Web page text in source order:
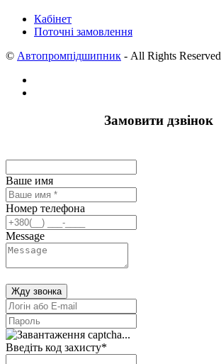
Кабінет
Поточні замовлення
© Автопромпідшипник - All Rights Reserved
Замовити дзвінок
Ваше имя
Номер телефона
Message
Жду звонка
Введіть код захисту*